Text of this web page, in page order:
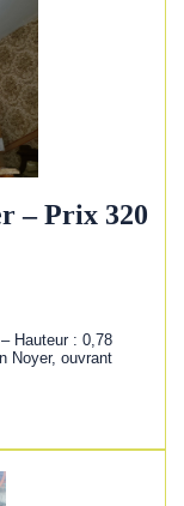
– Prix 320
Hauteur : 0,78
Noyer, ouvrant